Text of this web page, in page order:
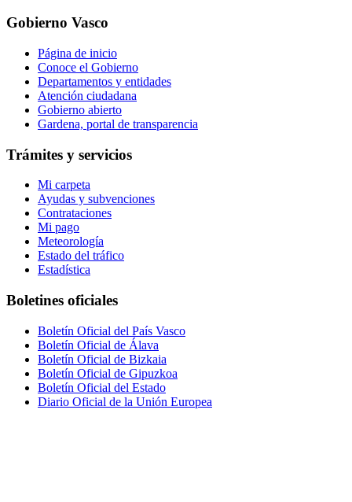
Gobierno Vasco
Página de inicio
Conoce el Gobierno
Departamentos y entidades
Atención ciudadana
Gobierno abierto
Gardena, portal de transparencia
Trámites y servicios
Mi carpeta
Ayudas y subvenciones
Contrataciones
Mi pago
Meteorología
Estado del tráfico
Estadística
Boletines oficiales
Boletín Oficial del País Vasco
Boletín Oficial de Álava
Boletín Oficial de Bizkaia
Boletín Oficial de Gipuzkoa
Boletín Oficial del Estado
Diario Oficial de la Unión Europea